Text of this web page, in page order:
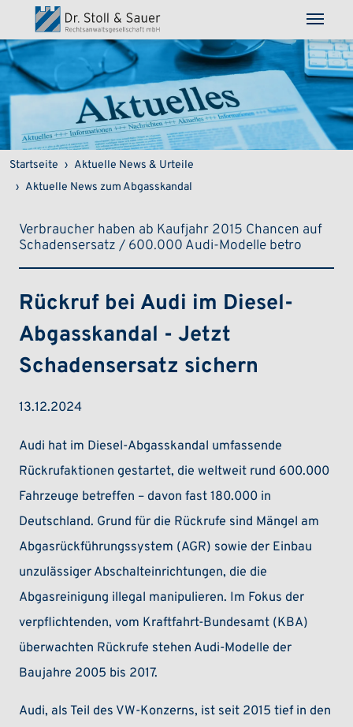
Direkt zum Inhalt
Pfadnavigation
Startseite
Aktuelle News & Urteile
Aktuelle News zum Abgasskandal
Verbraucher haben ab Kaufjahr 2015 Chancen auf
Schadensersatz / 600.000 Audi-Modelle betro
Rückruf bei Audi im Diesel-
Abgasskandal - Jetzt
Schadensersatz sichern
13.12.2024
Audi hat im Diesel-Abgasskandal umfassende
Rückrufaktionen gestartet, die weltweit rund 600.000
Fahrzeuge betreffen – davon fast 180.000 in
Deutschland. Grund für die Rückrufe sind Mängel am
Abgasrückführungssystem (AGR) sowie der Einbau
unzulässiger Abschalteinrichtungen, die die
Abgasreinigung illegal manipulieren. Im Fokus der
verpflichtenden, vom Kraftfahrt-Bundesamt (KBA)
überwachten Rückrufe stehen Audi-Modelle der
Baujahre 2005 bis 2017.
Audi, als Teil des VW-Konzerns, ist seit 2015 tief in den